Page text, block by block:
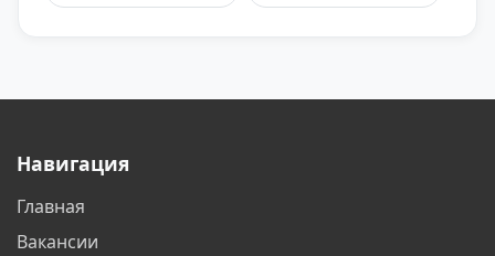
Бишкек
Навигация
Главная
Вакансии